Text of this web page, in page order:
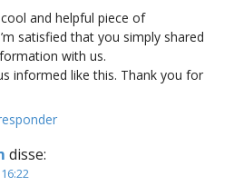
cool and helpful piece of
satisfied that you simply shared
with us.
informed like this. Thank you for
disse: